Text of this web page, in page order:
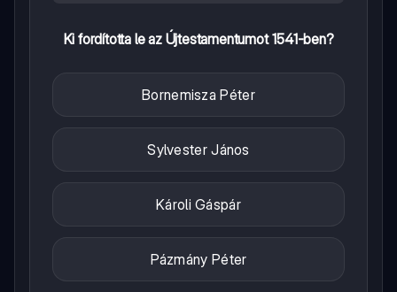
Ki fordította le az Újtestamentumot 1541-ben?
Bornemisza Péter
Sylvester János
Károli Gáspár
Pázmány Péter